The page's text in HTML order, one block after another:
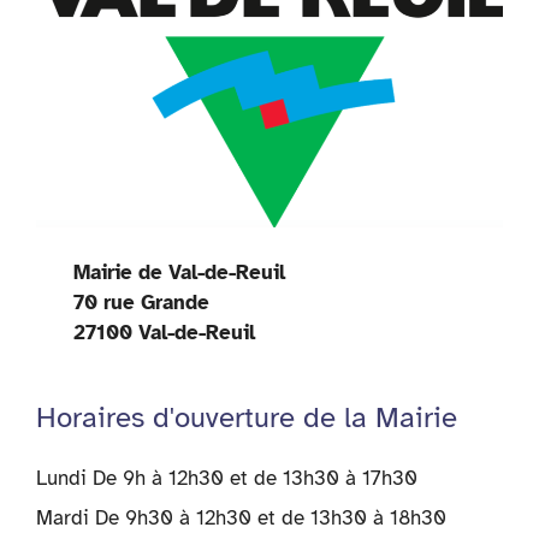
Mairie de Val-de-Reuil
70 rue Grande
27100 Val-de-Reuil
Horaires d'ouverture de la Mairie
Lundi De 9h à 12h30 et de 13h30 à 17h30
Mardi De 9h30 à 12h30 et de 13h30 à 18h30